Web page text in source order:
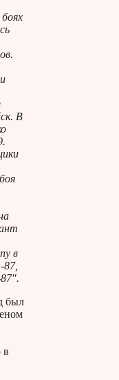
В
в
был
в